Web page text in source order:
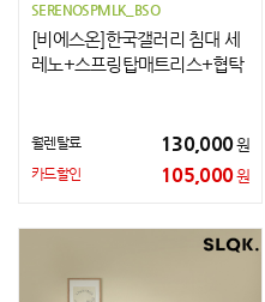
SERENOSPMLK_BSO
[비에스온]한국갤러리 침대 세
레노+스프링탑매트리스+협탁
월렌탈료 130,000원
카드할인 105,000원